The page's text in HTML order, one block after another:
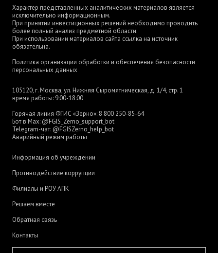
Характер представленных аналитических материалов является
исключительно информационным.
При принятии инвестиционных решений необходимо проводить
более полный анализ предметной области.
При использовании материалов сайта ссылка на источник
обязательна.
Политика организации обработки и обеспечения безопасности
персональных данных
105120, г. Москва, ул. Нижняя Сыромятническая, д. 1/4, стр. 1
время работы: 9:00-18:00
Горячая линия ФГИС «Зерно»: 8 800 250-85-64
Бот в Max: @FGIS_Zerno_support_bot
Telegram-чат: @FGISZerno_help_bot
Аварийный режим работы
Информация об учреждении
Противодействие коррупции
Филиалы и РОУ АПК
Решаем вместе
Обратная связь
Контакты